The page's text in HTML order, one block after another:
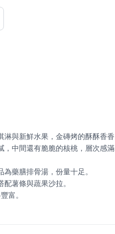
，中間還有脆脆的核桃，層次感滿
富。